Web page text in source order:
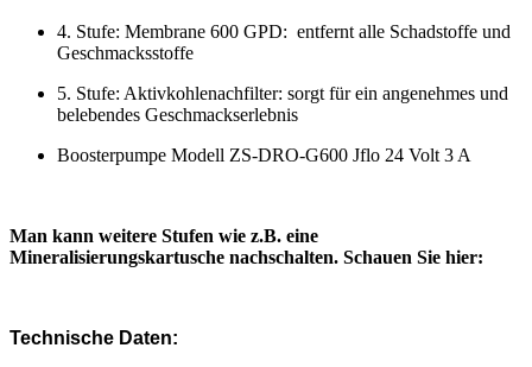
4. Stufe: Membrane 600 GPD: entfernt alle Schadstoffe und
Geschmacksstoffe
5. Stufe: Aktivkohlenachfilter: sorgt für ein angenehmes und
belebendes Geschmackserlebnis
Boosterpumpe Modell ZS-DRO-G600 Jflo 24 Volt 3 A
Man kann weitere Stufen wie z.B. eine
Mineralisierungskartusche nachschalten. Schauen Sie hier:
Technische Daten: